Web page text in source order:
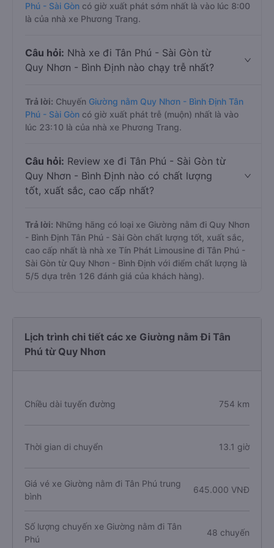
Phú - Sài Gòn có giờ xuất phát sớm nhất là vào lúc 8:00
là của nhà xe Phương Trang.
Câu hỏi: Nhà xe đi Tân Phú - Sài Gòn từ
Quy Nhơn - Bình Định nào chạy trễ nhất?
Trả lời: Chuyến Giường nằm Quy Nhơn - Bình Định Tân
Phú - Sài Gòn có giờ xuất phát trễ (muộn) nhất là vào
lúc 23:10 là của nhà xe Phương Trang.
Câu hỏi: Review xe đi Tân Phú - Sài Gòn từ
Quy Nhơn - Bình Định nào có chất lượng
tốt, xuất sắc, cao cấp nhất?
Trả lời: Những hãng có loại xe Giường nằm đi Quy Nhơn
- Bình Định Tân Phú - Sài Gòn chất lượng tốt, xuất sắc,
cao cấp nhất là nhà xe Tín Phát Limousine đi Tân Phú -
Sài Gòn từ Quy Nhơn - Bình Định với điểm chất lượng là
5/5 dựa trên 126 đánh giá của khách hàng).
Lịch trình chi tiết các xe Giường nằm Đi Tân
Phú từ Quy Nhơn
Chiều dài tuyến đường 754 km
Thời gian di chuyển 13.1 giờ
Giá vé xe Giường nằm đi Tân Phú trung
bình
645.000 VNĐ
Số lượng chuyến xe Giường nằm đi Tân
Phú
48 chuyến